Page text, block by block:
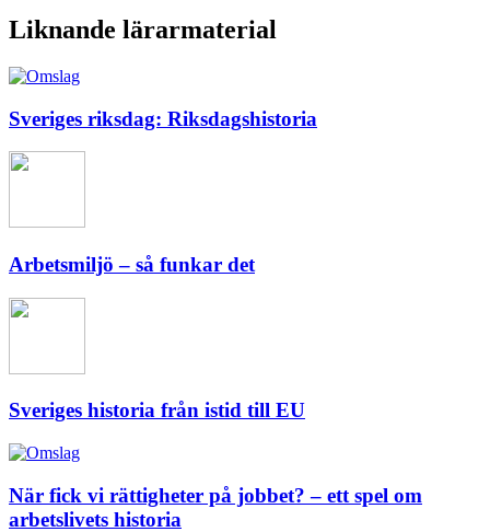
Liknande lärarmaterial
Sveriges riksdag: Riksdagshistoria
Arbetsmiljö – så funkar det
Sveriges historia från istid till EU
När fick vi rättigheter på jobbet? – ett spel om
arbetslivets historia